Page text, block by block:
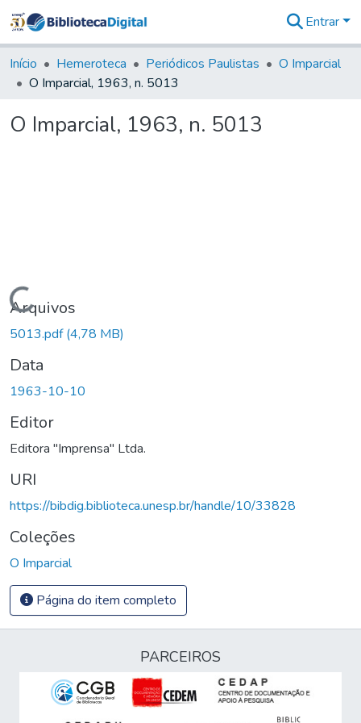
&
Coleções
Tudo na
Digital
Entrar
Início Hemeroteca Periódicos Paulistas
O Imparcial
O Imparcial, 1963, n. 5013
O Imparcial, 1963, n. 5013
Carregando...
Arquivos
5013.pdf(4,78 MB)
Data
1963-10-10
Editor
Editora "Imprensa" Ltda.
URI
https://bibdig.biblioteca.unesp.br/handle/10/33828
Coleções
O Imparcial
Página do item completo
PARCEIROS